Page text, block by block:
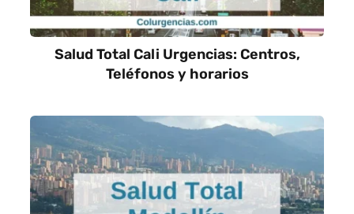
Salud Total Cali Urgencias: Centros,
Teléfonos y horarios